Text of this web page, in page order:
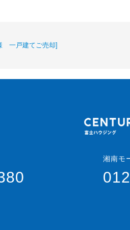
一戸建てご売却]
湘南モ